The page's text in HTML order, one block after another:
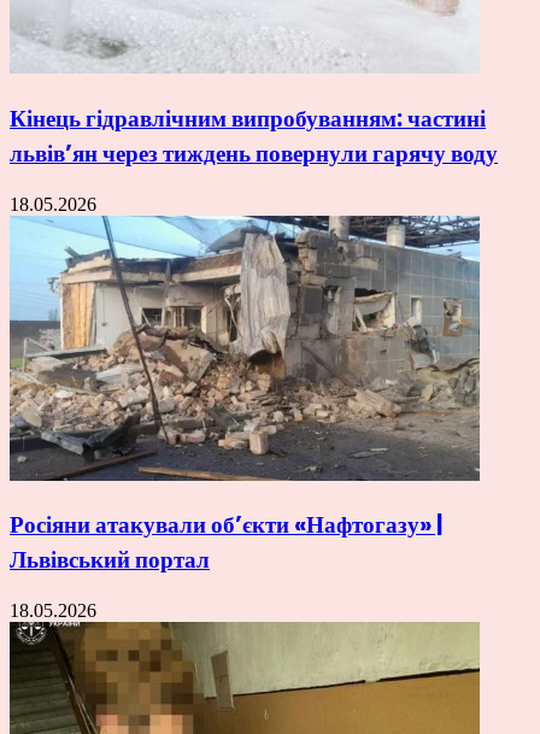
Кінець гідравлічним випробуванням: частині
львів’ян через тиждень повернули гарячу воду
18.05.2026
Росіяни атакували об’єкти «Нафтогазу» |
Львівський портал
18.05.2026